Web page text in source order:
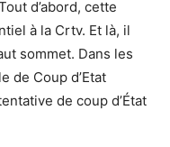
d’abord, cette
à la Crtv. Et là, il
sommet. Dans les
de Coup d’Etat
de coup d’État